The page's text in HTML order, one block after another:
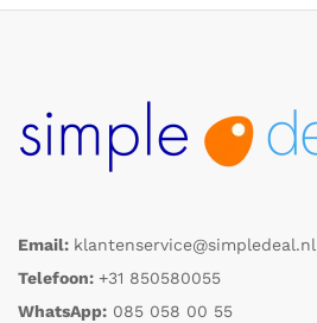
Email: klantenservice@simpledeal.nl
Telefoon: +31 850580055
WhatsApp: 085 058 00 55